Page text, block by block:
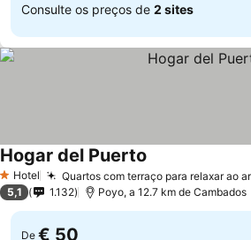
Consulte os preços de 2 sites
1 Estrelas
Hotel Quartos com terraço para relaxar ao
Hogar del Puerto
5,1 1.132 Poyo, a 12.7 km de Cambados
De € 50